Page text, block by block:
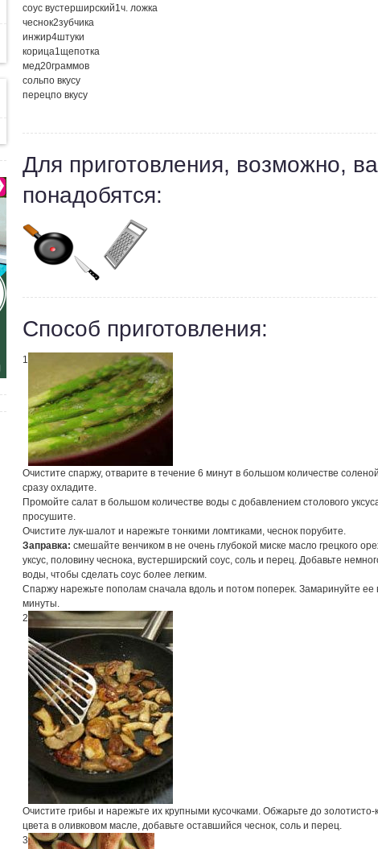
соус вустерширский1ч. ложка
чеснок2зубчика
инжир4штуки
корица1щепотка
мед20граммов
сольпо вкусу
перецпо вкусу
Для приготовления, возможно,
понадобятся:
Способ приготовления:
1
Очистите спаржу, отварите в течение 6 минут в большом количестве
сразу охладите.
Промойте салат в большом количестве воды с добавлением столового
просушите.
Очистите лук-шалот и нарежьте тонкими ломтиками, чеснок порубите.
Заправка: смешайте венчиком в не очень глубокой миске масло грецкого
уксус, половину чеснока, вустерширский соус, соль и перец. Добавьте
воды, чтобы сделать соус более легким.
Спаржу нарежьте пополам сначала вдоль и потом поперек. Замаринуйте ее
минуты.
2
Очистите грибы и нарежьте их крупными кусочками. Обжарьте до золотисто-
цвета в оливковом масле, добавьте оставшийся чеснок, соль и перец.
3